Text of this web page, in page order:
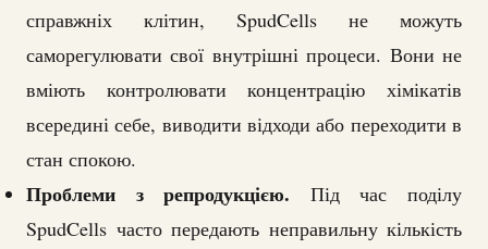
справжніх клітин, SpudCells не можуть
саморегулювати свої внутрішні процеси. Вони не
вміють контролювати концентрацію хімікатів
всередині себе, виводити відходи або переходити в
стан спокою.
Проблеми з репродукцією. Під час поділу
SpudCells часто передають неправильну кількість